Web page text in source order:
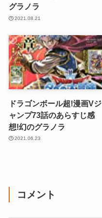
グラノラ
2021.08.21
ドラゴンボール超!漫画Vジ
ャンプ73話のあらすじ感
想!幻のグラノラ
2021.06.23
コメント